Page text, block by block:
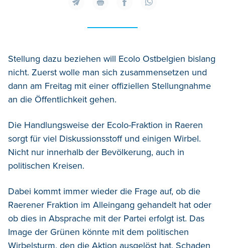
Stellung dazu beziehen will Ecolo Ostbelgien bislang
nicht. Zuerst wolle man sich zusammensetzen und
dann am Freitag mit einer offiziellen Stellungnahme
an die Öffentlichkeit gehen.
Die Handlungsweise der Ecolo-Fraktion in Raeren
sorgt für viel Diskussionsstoff und einigen Wirbel.
Nicht nur innerhalb der Bevölkerung, auch in
politischen Kreisen.
Dabei kommt immer wieder die Frage auf, ob die
Raerener Fraktion im Alleingang gehandelt hat oder
ob dies in Absprache mit der Partei erfolgt ist. Das
Image der Grünen könnte mit dem politischen
Wirbelsturm, den die Aktion ausgelöst hat, Schaden